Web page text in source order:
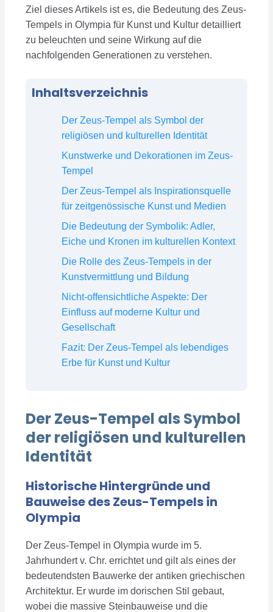
Ziel dieses Artikels ist es, die Bedeutung des Zeus-
Tempels in Olympia für Kunst und Kultur detailliert
zu beleuchten und seine Wirkung auf die
nachfolgenden Generationen zu verstehen.
Inhaltsverzeichnis
Der Zeus-Tempel als Symbol der
religiösen und kulturellen Identität
Kunstwerke und Dekorationen im Zeus-
Tempel
Der Zeus-Tempel als Inspirationsquelle
für zeitgenössische Kunst und Medien
Die Bedeutung der Symbolik: Adler,
Eiche und Kronen im kulturellen Kontext
Die Rolle des Zeus-Tempels in der
Kunstvermittlung und Bildung
Nicht-offensichtliche Aspekte: Der
Einfluss auf moderne Kultur und
Gesellschaft
Fazit: Der Zeus-Tempel als lebendiges
Erbe für Kunst und Kultur
Der Zeus-Tempel als Symbol
der religiösen und kulturellen
Identität
Historische Hintergründe und
Bauweise des Zeus-Tempels in
Olympia
Der Zeus-Tempel in Olympia wurde im 5.
Jahrhundert v. Chr. errichtet und gilt als eines der
bedeutendsten Bauwerke der antiken griechischen
Architektur. Er wurde im dorischen Stil gebaut,
wobei die massive Steinbauweise und die